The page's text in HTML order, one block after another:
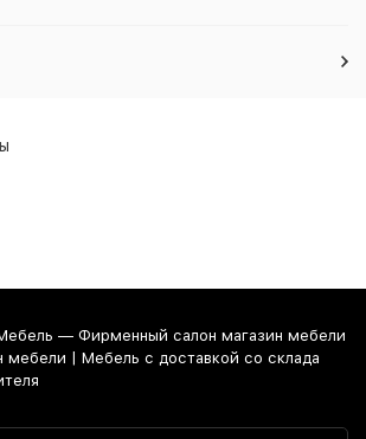
— Фирменный салон магазин мебели
мебели | Мебель с доставкой со склада